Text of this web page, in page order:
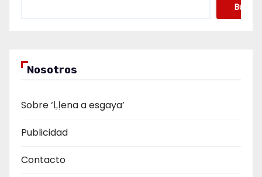
Buscar
Nosotros
Sobre ‘Ḷḷena a esgaya’
Publicidad
Contacto